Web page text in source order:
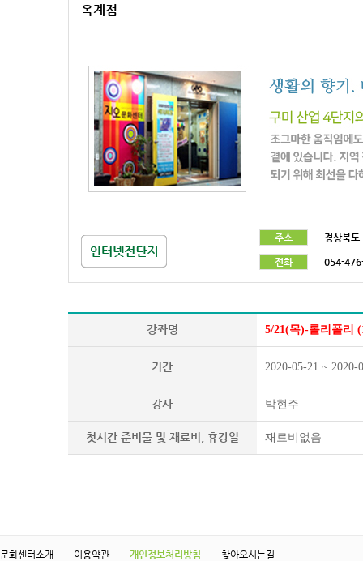
옥계점
주소 경상북
전화 054-
강좌명 5/21(목)-롤리폴리
기간 2020-05-21 ~ 2020-
강사 박현주
첫시간 준비물 및 재료비, 휴강일 재료비없음
문화센터소개 이용약관 개인정보처리방침 찾아오시는길